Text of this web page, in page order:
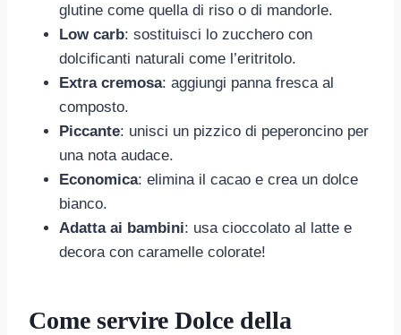
glutine come quella di riso o di mandorle.
Low carb: sostituisci lo zucchero con
dolcificanti naturali come l’eritritolo.
Extra cremosa: aggiungi panna fresca al
composto.
Piccante: unisci un pizzico di peperoncino per
una nota audace.
Economica: elimina il cacao e crea un dolce
bianco.
Adatta ai bambini: usa cioccolato al latte e
decora con caramelle colorate!
Come servire Dolce della